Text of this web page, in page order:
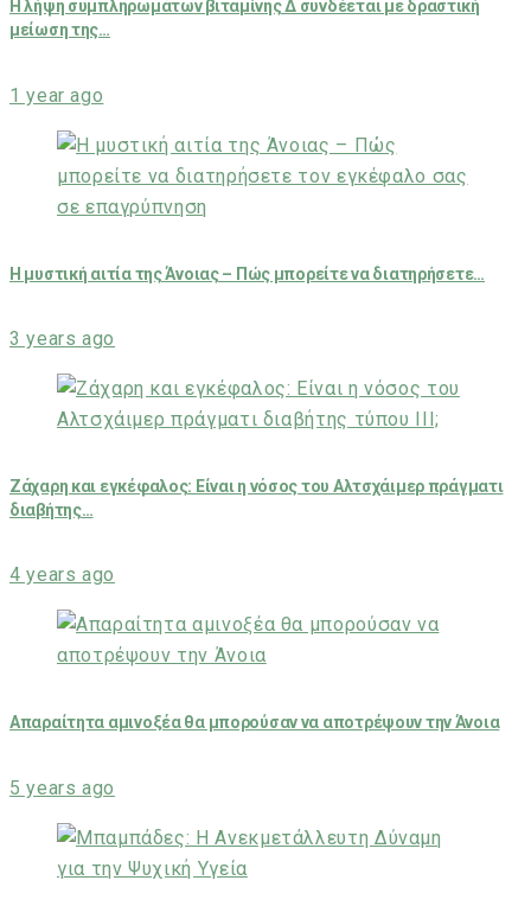
Η λήψη συμπληρωμάτων βιταμίνης Δ συνδέεται με δραστική
μείωση της…
1 year ago
Η μυστική αιτία της Άνοιας – Πώς μπορείτε να διατηρήσετε…
3 years ago
Ζάχαρη και εγκέφαλος: Είναι η νόσος του Αλτσχάιμερ πράγματι
διαβήτης…
4 years ago
Απαραίτητα αμινοξέα θα μπορούσαν να αποτρέψουν την Άνοια
5 years ago